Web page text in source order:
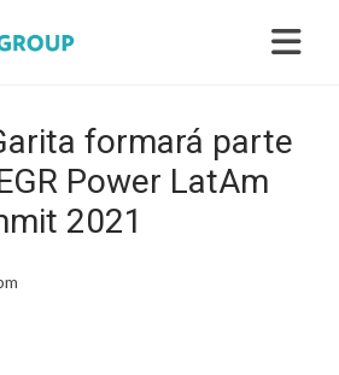
formará parte
Power LatAm
2021